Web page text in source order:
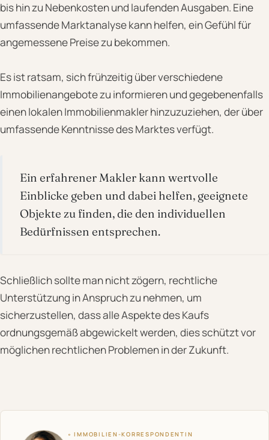
bis hin zu Nebenkosten und laufenden Ausgaben. Eine
umfassende Marktanalyse kann helfen, ein Gefühl für
angemessene Preise zu bekommen.
Es ist ratsam, sich frühzeitig über verschiedene
Immobilienangebote zu informieren und gegebenenfalls
einen lokalen Immobilienmakler hinzuzuziehen, der über
umfassende Kenntnisse des Marktes verfügt.
Ein erfahrener Makler kann wertvolle
Einblicke geben und dabei helfen, geeignete
Objekte zu finden, die den individuellen
Bedürfnissen entsprechen.
Schließlich sollte man nicht zögern, rechtliche
Unterstützung in Anspruch zu nehmen, um
sicherzustellen, dass alle Aspekte des Kaufs
ordnungsgemäß abgewickelt werden, dies schützt vor
möglichen rechtlichen Problemen in der Zukunft.
◦ IMMOBILIEN-KORRESPONDENTIN